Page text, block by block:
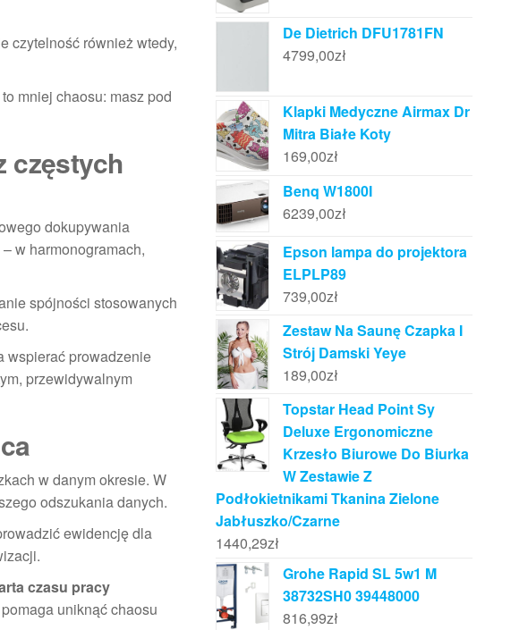
czytelność również wtedy,
mniej chaosu: masz pod
częstych
dokupywania
w harmonogramach,
spójności stosowanych
wspierać prowadzenie
przewidywalnym
w danym okresie. W
odszukania danych.
ewidencję dla
czasu pracy
uniknąć chaosu
De Dietrich DFU1781FN
4799,00zł
Klapki Medyczne Airmax Dr
Mitra Białe Koty
169,00zł
Benq W1800I
6239,00zł
Epson lampa do projektora
ELPLP89
739,00zł
Zestaw Na Saunę Czapka I
Strój Damski Yeye
189,00zł
Topstar Head Point Sy
Deluxe Ergonomiczne
Krzesło Biurowe Do Biurka
W Zestawie Z
Podłokietnikami Tkanina Zielone
Jabłuszko/Czarne
1440,29zł
Grohe Rapid SL 5w1 M
38732SH0 39448000
816,99zł